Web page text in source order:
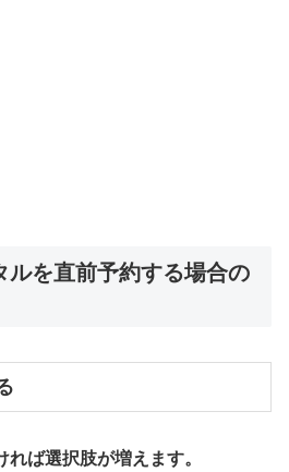
ルを直前予約する場合の
ば選択肢が増えます。